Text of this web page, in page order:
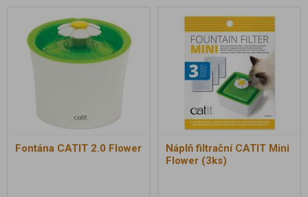
Fontána CATIT 2.0 Flower
Náplň filtrační CATIT Mini
Flower (3ks)